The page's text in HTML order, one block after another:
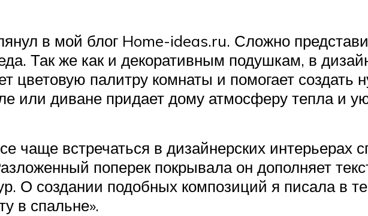
в мой блог Home-ideas.ru. Сложно
Так же как и декоративным подушкам, в
цветовую палитру комнаты и помогает создать
или диване придает дому атмосферу тепла и
чаще встречаться в дизайнерских интерьерах
поперек покрывала он дополняет
О создании подобных композиций я писала в
в спальне».